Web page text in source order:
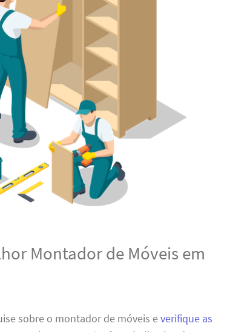
Montador de Móveis em
sobre o montador de móveis everifique as